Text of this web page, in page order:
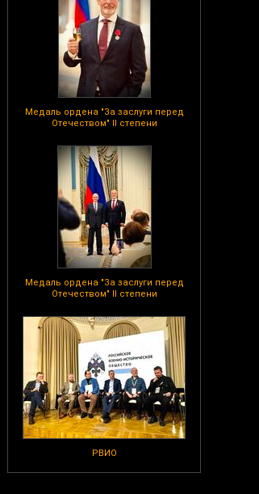
Медаль ордена "За заслуги перед
Отечеством" II степени
Медаль ордена "За заслуги перед
Отечеством" II степени
РВИО